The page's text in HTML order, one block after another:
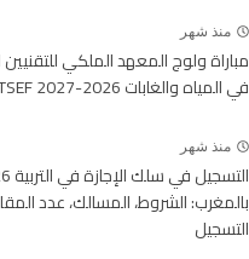
منذ شهر
مباراة ولوج المعهد الملكي
في المياه والغابات 2026-2027 IRTSEF
منذ شهر
بالمغرب: الشروط، المسالك، عدد
التسجيل